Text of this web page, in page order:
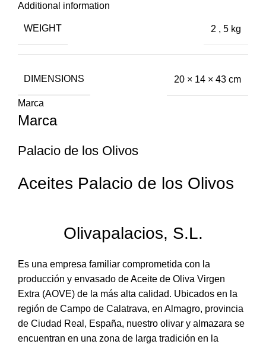
Additional information
WEIGHT 2 , 5 kg
DIMENSIONS 20 × 14 × 43 cm
Marca
Marca
Palacio de los Olivos
Aceites Palacio de los Olivos
Olivapalacios, S.L.
Es una empresa familiar comprometida con la
producción y envasado de Aceite de Oliva Virgen
Extra (AOVE) de la más alta calidad. Ubicados en la
región de Campo de Calatrava, en Almagro, provincia
de Ciudad Real, España, nuestro olivar y almazara se
encuentran en una zona de larga tradición en la